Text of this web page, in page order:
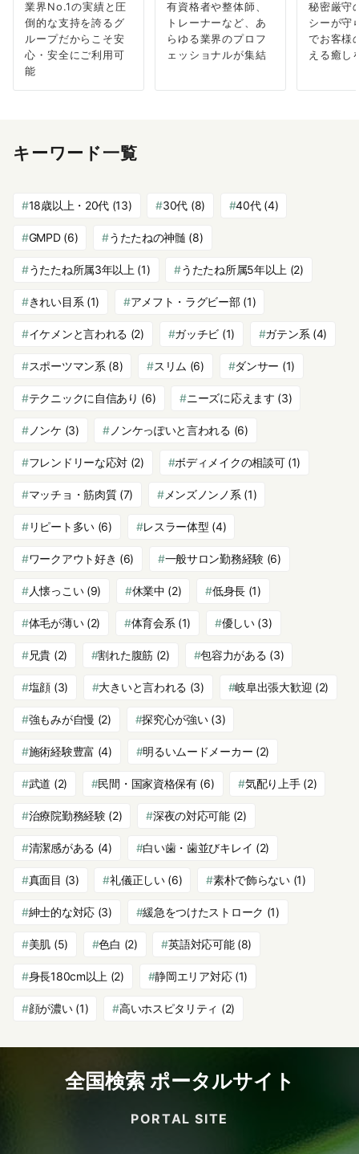
業界No.1の実績と圧
倒的な支持を誇るグ
ループだからこそ安
心・安全にご利用可
能
有資格者や整体師、
トレーナーなど、あ
らゆる業界のプロフ
ェッショナルが集結
秘密厳守
シーが守
でお客様
える癒し
キーワード一覧
18歳以上・20代 (13) 30代 (8) 40代(4)
GMPD(6) うたたねの神髄 (8)
うたたね所属3年以上 (1) うたたね所属5年以上 (2)
きれい目系 (1) アメフト・ラグビー部(1)
イケメンと言われる (2) ガッチビ (1) ガテン系 (4)
スポーツマン系 (8) スリム (6) ダンサー (1)
テクニックに自信あり (6) ニーズに応えます (3)
ノンケ (3) ノンケっぽいと言われる (6)
フレンドリーな応対 (2) ボディメイクの相談可(1)
マッチョ・筋肉質(7) メンズノンノ系 (1)
リピート多い(6) レスラー体型 (4)
ワークアウト好き (6) 一般サロン勤務経験(6)
人懐っこい(9) 休業中 (2) 低身長 (1)
体毛が薄い(2) 体育会系 (1) 優しい(3)
兄貴 (2) 割れた腹筋(2) 包容力がある (3)
塩顔 (3) 大きいと言われる (3) 岐阜出張大歓迎 (2)
強もみが自慢 (2) 探究心が強い(3)
施術経験豊富 (4) 明るいムードメーカー (2)
武道 (2) 民間・国家資格保有(6) 気配り上手(2)
治療院勤務経験(2) 深夜の対応可能(2)
清潔感がある (4) 白い歯・歯並びキレイ (2)
真面目 (3) 礼儀正しい(6) 素朴で飾らない(1)
紳士的な対応(3) 緩急をつけたストローク (1)
美肌 (5) 色白 (2) 英語対応可能(8)
身長180cm以上 (2) 静岡エリア対応(1)
顔が濃い(1) 高いホスピタリティ (2)
全国検索 ポータルサイト
PORTAL SITE